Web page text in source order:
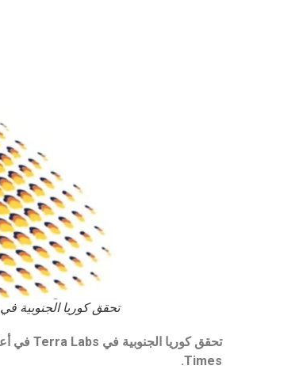
تحقق كوريا الجنوبية في Terra Labs
Times.